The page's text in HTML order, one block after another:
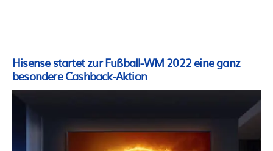
Hisense startet zur Fußball-WM 2022 eine ganz
besondere Cashback-Aktion